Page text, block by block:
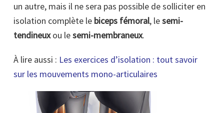
un autre, mais il ne sera pas possible de solliciter en
isolation complète le biceps fémoral, lesemi-
tendineuxou lesemi-membraneux.
À lire aussi : Les exercices d’isolation : tout savoir
sur les mouvements mono-articulaires